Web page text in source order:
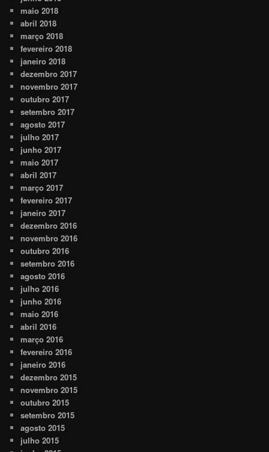
maio 2018
abril 2018
março 2018
fevereiro 2018
janeiro 2018
dezembro 2017
novembro 2017
outubro 2017
setembro 2017
agosto 2017
julho 2017
junho 2017
maio 2017
abril 2017
março 2017
fevereiro 2017
janeiro 2017
dezembro 2016
novembro 2016
outubro 2016
setembro 2016
agosto 2016
julho 2016
junho 2016
maio 2016
abril 2016
março 2016
fevereiro 2016
janeiro 2016
dezembro 2015
novembro 2015
outubro 2015
setembro 2015
agosto 2015
julho 2015